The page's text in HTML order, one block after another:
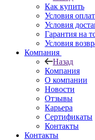
Как купить
Условия
Условия
Гарантия на
Условия
Компания
Назад
Компания
О компании
Новости
Отзывы
Карьера
Сертификаты
Контакты
Контакты